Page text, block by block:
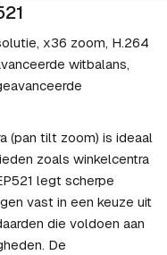
x36 zoom, H.264
witbalans,
(pan tilt zoom) is ideaal
zoals winkelcentra
legt scherpe
vast in een keuze uit
die voldoen aan
De